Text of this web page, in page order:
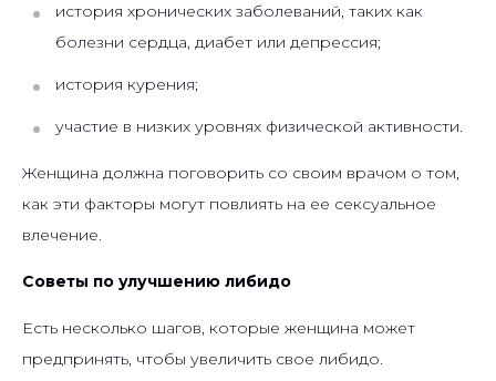
история хронических заболеваний, таких как
болезни сердца, диабет или депрессия;
история курения;
участие в низких уровнях физической активности.
Женщина должна поговорить со своим врачом о том,
как эти факторы могут повлиять на ее сексуальное
влечение.
Советы по улучшению либидо
Есть несколько шагов, которые женщина может
предпринять, чтобы увеличить свое либидо.